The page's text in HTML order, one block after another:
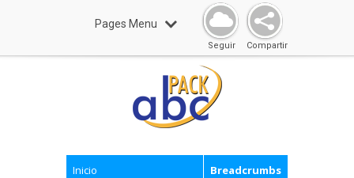
Pages Menu
Compartir
Seguir
Inicio Breadcrumbs